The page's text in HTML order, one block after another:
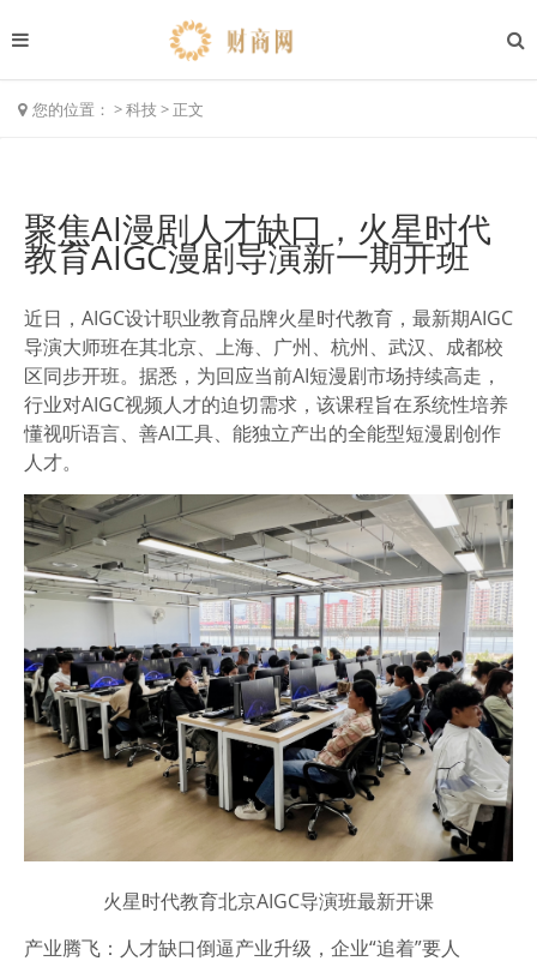
您的位置： >科技 > 正文
聚焦AI漫剧人才缺口，火星时代
教育AIGC漫剧导演新一期开班
近日，AIGC设计职业教育品牌火星时代教育，最新期AIGC
导演大师班在其北京、上海、广州、杭州、武汉、成都校
区同步开班。据悉，为回应当前AI短漫剧市场持续高走，
行业对AIGC视频人才的迫切需求，该课程旨在系统性培养
懂视听语言、善AI工具、能独立产出的全能型短漫剧创作
人才。
火星时代教育北京AIGC导演班最新开课
产业腾飞：人才缺口倒逼产业升级，企业“追着”要人